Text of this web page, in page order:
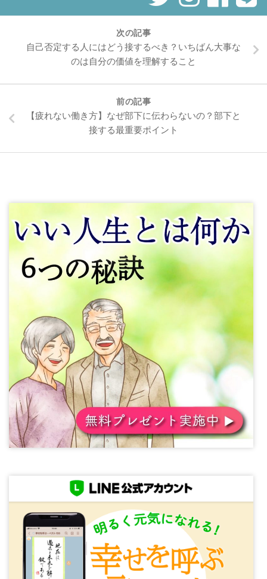
次の記事
自己否定する人にはどう接するべき？いちばん大事な
のは自分の価値を理解すること
前の記事
【疲れない働き方】なぜ部下に伝わらないの？部下と
接する最重要ポイント